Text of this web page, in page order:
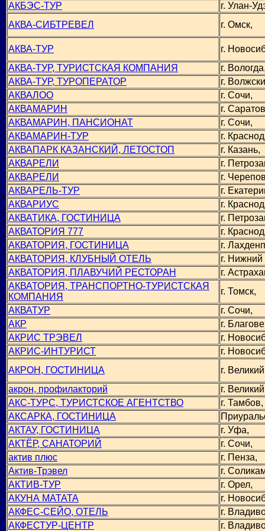
АКБЭС-ТУР
г. Улан-
АКВА-СИБТРЕВЕЛ
г. Омск,
АКВА-ТУР
г.
АКВА-ТУР, ТУРИСТСКАЯ КОМПАНИЯ
г.
АКВА-ТУР, ТУРОПЕРАТОР
г.
АКВАЛОО
г. Сочи,
АКВАМАРИН
г.
АКВАМАРИН, ПАНСИОНАТ
г. Сочи,
АКВАМАРИН-ТУР
г.
АКВАПАРК КАЗАНСКИЙ, ЛЕТОСТОП
г. Казань,
АКВАРЕЛИ
г.
АКВАРЕЛИ
г.
АКВАРЕЛЬ-ТУР
г.
АКВАРИУС
г.
АКВАТИКА, ГОСТИНИЦА
г.
АКВАТОРИЯ 777
г.
АКВАТОРИЯ, ГОСТИНИЦА
г.
АКВАТОРИЯ, КЛУБНЫЙ ОТЕЛЬ
г.
АКВАТОРИЯ, ПЛАВУЧИЙ РЕСТОРАН
г.
АКВАТОРИЯ, ТРАНСПОРТНО-ТУРИСТСКАЯ
КОМПАНИЯ
г. Томск,
АКВАТУР
г. Сочи,
АКР
г.
АКРИС ТРЭВЕЛ
г.
АКРИС-ИНТУРИСТ
г.
АКРОН, ГОСТИНИЦА
г.
акрон, профилакторий
г.
АКС-ТУРС, ТУРИСТСКОЕ АГЕНТСТВО
г. Тамбов,
АКСАРКА, ГОСТИНИЦА
АКТАУ, ГОСТИНИЦА
г. Уфа,
АКТЁР, САНАТОРИЙ
г. Сочи,
актив плюс
г. Пенза,
Актив-Трэвел
г.
АКТИВ-ТУР
г. Орел,
АКУНА МАТАТА
г.
АКФЕС-СЕЙО, ОТЕЛЬ
г.
АКФЕСТУР-ЦЕНТР
г.